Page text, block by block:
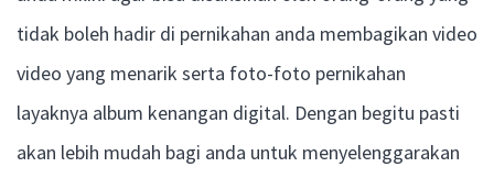
tidak boleh hadir di pernikahan anda membagikan video
video yang menarik serta foto-foto pernikahan
layaknya album kenangan digital. Dengan begitu pasti
akan lebih mudah bagi anda untuk menyelenggarakan